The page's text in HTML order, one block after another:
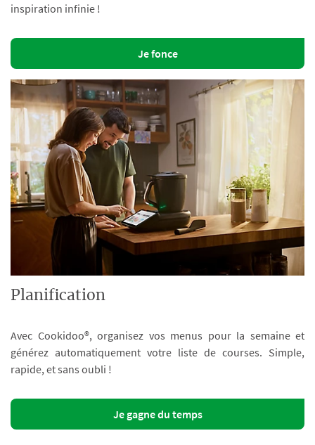
inspiration infinie !
Je fonce
Planification
Avec Cookidoo®, organisez vos menus pour la semaine et
générez automatiquement votre liste de courses. Simple,
rapide, et sans oubli !
Je gagne du temps